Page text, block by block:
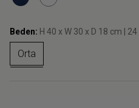
Beden: H 40 x W 30 x D 18 cm | 24 L
Orta